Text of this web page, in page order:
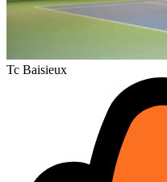
Tc Baisieux